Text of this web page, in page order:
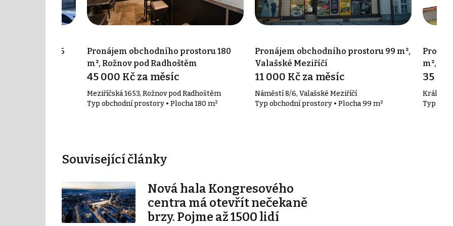
prostoru 866
Pronájem obchodního prostoru 180
m², Rožnov pod Radhoštěm
45 000 Kč za měsíc
Meziříčská 1653, Rožnov pod Radhoštěm
Typ obchodní prostory • Plocha 180 m²
Pronájem obchodního prostoru 99 m²,
Valašské Meziříčí
11 000 Kč za měsíc
Náměstí 8/6, Valašské Meziříčí
Typ obchodní prostory • Plocha 99 m²
m²,
35
Králova,
Typ
Související články
Nová hala Kongresového
centra má otevřít nečekaně
brzy. Pojme až 1500 lidí